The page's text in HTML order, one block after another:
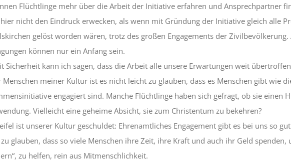
Flüchtlinge mehr über die Arbeit der Initiative erfahren und Ansprechpartner
nicht den Eindruck erwecken, als wenn mit Gründung der Initiative gleich alle
gelöst worden wären, trotz des großen Engagements der
können nur ein Anfang sein.
Sicherheit kann ich sagen, dass die Arbeit alle unsere Erwartungen weit
Menschen meiner Kultur ist es nicht leicht zu glauben, dass es Menschen gibt wie
engagiert sind. Manche Flüchtlinge haben sich gefragt, ob sie einen
Vielleicht eine geheime Absicht, sie zum Christentum zu bekehren?
ist unserer Kultur geschuldet: Ehrenamtliches Engagement gibt es bei uns so
glauben, dass so viele Menschen ihre Zeit, ihre Kraft und auch ihr Geld spenden,
zu helfen, rein aus Mitmenschlichkeit.